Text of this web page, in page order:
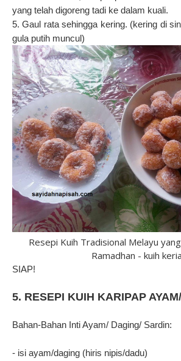
yang telah digoreng tadi ke dalam kuali.
5. Gaul rata sehingga kering. (kering di
gula putih muncul)
Resepi Kuih Tradisional Melayu
Ramadhan - kuih keria
SIAP!
5. RESEPI KUIH KARIPAP
Bahan-Bahan Inti Ayam/ Daging/ Sardin:
- isi ayam/daging (hiris nipis/dadu)